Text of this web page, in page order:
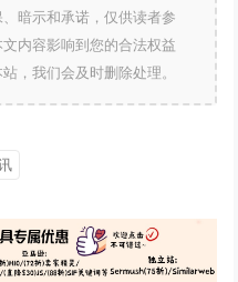
暗示和承诺，仅供读者参
内容影响到您的合法权益
，我们会及时删除处理。